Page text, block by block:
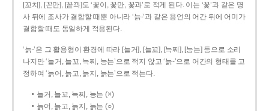
[꼬치], [꼰만], [꼳꽈]도 ‘꽃이, 꽃만, 꽃과’로 적게 된다. 이는 ‘꽃’과 같은 명
사 뒤에 조사가 결합할 때뿐 아니라 ‘늙-’과 같은 용언의 어간 뒤에 어미가
결합할 때도 동일하게 적용된다.
‘늙-’은 그 활용형이 환경에 따라 [늘거], [늘꼬], [늑찌], [능는] 등으로 소리
나지만 ‘늘거, 늘꼬, 늑찌, 능는’으로 적지 않고 ‘늙-’으로 어간의 형태를 고
정하여 ‘늙어, 늙고, 늙지, 늙는’으로 적는다.
늘거, 늘꼬, 늑찌, 능는 (×)
늙어, 늙고, 늙지, 늙는 (○)